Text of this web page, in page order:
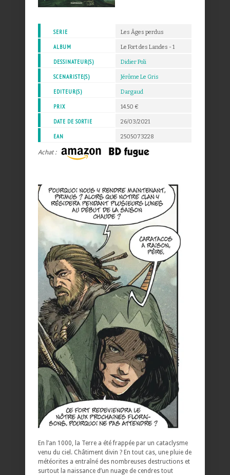
SERIE Les Âges perdus
ALBUM Le Fort des Landes - 1
DESSINATEUR(S) Didier Poli
SCENARISTE(S) Jérôme Le Gris
EDITEUR(S) Dargaud
PRIX 14.50 €
DATE DE SORTIE 26/03/2021
EAN 2505073228
Achat :
En l’an 1000, la Terre a été frappée par un cataclysme
venu du ciel. Châtiment divin ? En tout cas, une pluie de
météorites a entraîné des nombreuses destructions et
surtout la naissance d’un nuage de cendres tout